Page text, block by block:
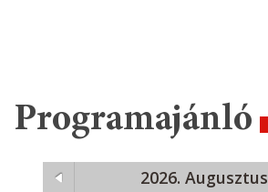
Programajánló
2026. Augusztus